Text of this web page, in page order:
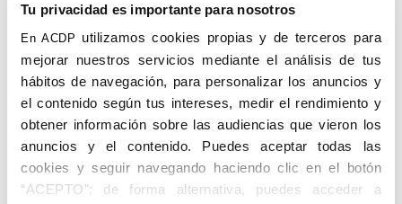
Tu privacidad es importante para nosotros
En ACDP utilizamos cookies propias y de terceros para
mejorar nuestros servicios mediante el análisis de tus
hábitos de navegación, para personalizar los anuncios y
el contenido según tus intereses, medir el rendimiento y
obtener información sobre las audiencias que vieron los
anuncios y el contenido. Puedes aceptar todas las
cookies y seguir navegando haciendo clic en el botón
“ACEPTO”; de forma alternativa, puedes acceder a
Anteriores
13
Siguientes
Categorías
Cedinfor